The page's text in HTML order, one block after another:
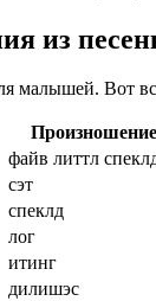
из
малышей. Вот
файв литтл
сэт
спеклд
лог
итинг
дилишэс